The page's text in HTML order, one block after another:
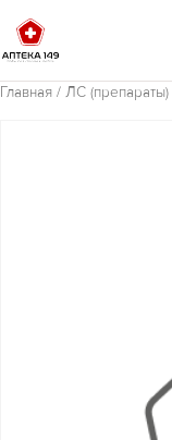
Главная / ЛС (препараты)